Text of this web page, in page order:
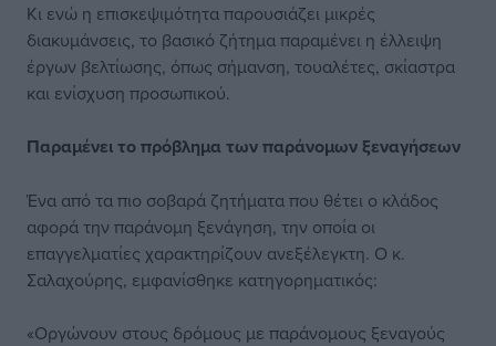
Κι ενώ η επισκεψιμότητα παρουσιάζει μικρές
διακυμάνσεις, το βασικό ζήτημα παραμένει η έλλειψη
έργων βελτίωσης, όπως σήμανση, τουαλέτες, σκίαστρα
και ενίσχυση προσωπικού.
Παραμένει τοπρόβλημα τωνπαράνομωνξεναγήσεων
Ένα από τα πιο σοβαρά ζητήματα που θέτει ο κλάδος
αφορά την παράνομη ξενάγηση, την οποία οι
επαγγελματίες χαρακτηρίζουν ανεξέλεγκτη. Ο κ.
Σαλαχούρης, εμφανίσθηκε κατηγορηματικός:
«Οργώνουν στους δρόμους με παράνομους ξεναγούς